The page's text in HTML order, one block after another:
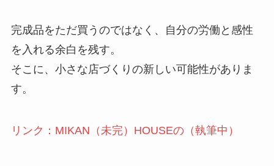
完成品をただ買うのではなく、自分の労働と感性
を入れる余白を残す。
そこに、小さな店づくりの新しい可能性がありま
す。
リンク：MIKAN（未完）HOUSEの（執筆中）